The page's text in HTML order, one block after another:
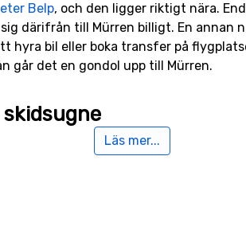
Belp, och den ligger riktigt nära.
därifrån till Mürren billigt. En annan
hyra bil eller boka transfer på
går det en gondol upp till Mürren.
skidsugne
välja mellan 15 olika liftar, och när du
Läs mer...